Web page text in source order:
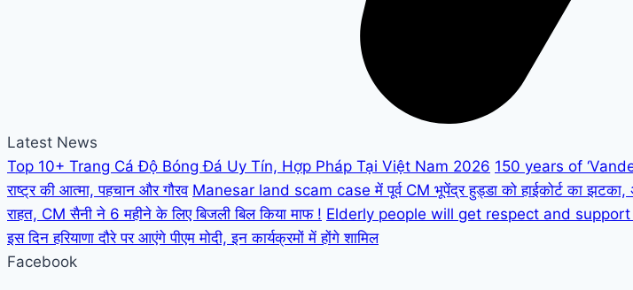
Latest News
Top 10+ Trang Cá Độ Bóng Đá Uy Tín, Hợp Pháp Tại Việt Nam 2026 150 years of ‘Vande
राष्ट्र की आत्मा, पहचान और गौरव Manesar land scam case में पूर्व CM भूपेंद्र हुड्डा को हाईकोर्ट का झटका,
राहत, CM सैनी ने 6 महीने के लिए बिजली बिल किया माफ ! Elderly people will get respect and support :
इस दिन हरियाणा दौरे पर आएंगे पीएम मोदी, इन कार्यक्रमों में होंगे शामिल
Facebook